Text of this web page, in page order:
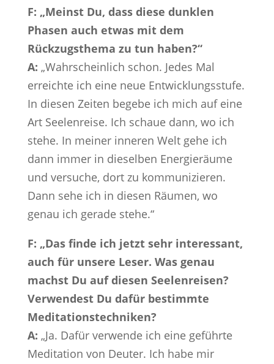
F: „Meinst Du, dass diese dunklen
Phasen auch etwas mit dem
Rückzugsthema zu tun haben?“
A: „Wahrscheinlich schon. Jedes Mal
erreichte ich eine neue Entwicklungsstufe.
In diesen Zeiten begebe ich mich auf eine
Art Seelenreise. Ich schaue dann, wo ich
stehe. In meiner inneren Welt gehe ich
dann immer in dieselben Energieräume
und versuche, dort zu kommunizieren.
Dann sehe ich in diesen Räumen, wo
genau ich gerade stehe.“
F: „Das finde ich jetzt sehr interessant,
auch für unsere Leser. Was genau
machst Du auf diesen Seelenreisen?
Verwendest Du dafür bestimmte
Meditationstechniken?
A: „Ja. Dafür verwende ich eine geführte
Meditation von Deuter. Ich habe mir